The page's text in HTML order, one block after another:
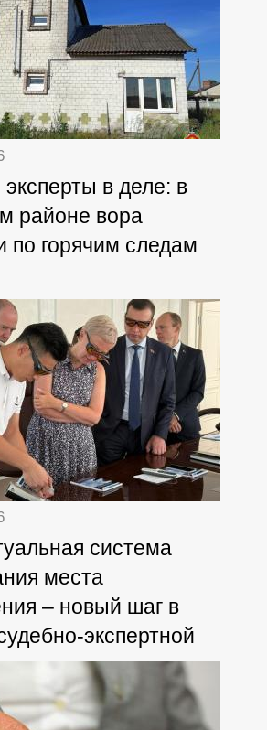
в деле: в
районе вора
по горячим следам
система
места
– новый шаг в
экспертной